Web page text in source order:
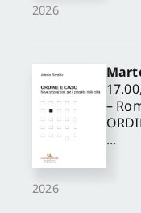
2026
2026
–
...